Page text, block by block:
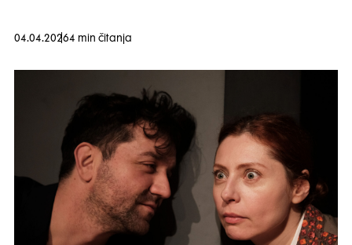
04.04.20264 min čitanja